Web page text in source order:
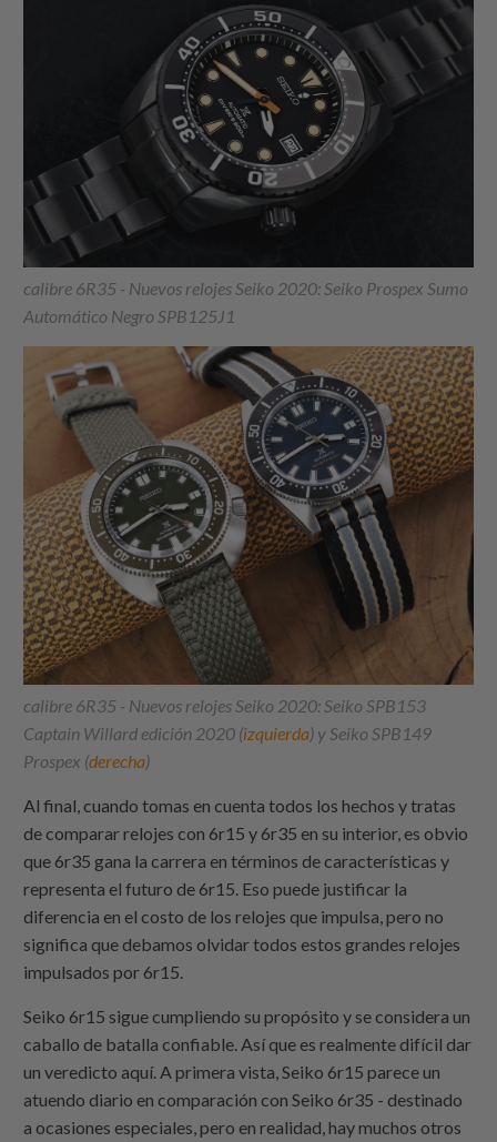
calibre 6R35 - Nuevos relojes Seiko 2020: Seiko Prospex Sumo
Automático Negro SPB125J1
calibre 6R35 - Nuevos relojes Seiko 2020: Seiko SPB153
Captain Willard edición 2020 (izquierda) y Seiko SPB149
Prospex (derecha)
Al final, cuando tomas en cuenta todos los hechos y tratas
de comparar relojes con 6r15 y 6r35 en su interior, es obvio
que 6r35 gana la carrera en términos de características y
representa el futuro de 6r15. Eso puede justificar la
diferencia en el costo de los relojes que impulsa, pero no
significa que debamos olvidar todos estos grandes relojes
impulsados por 6r15.
Seiko 6r15 sigue cumpliendo su propósito y se considera un
caballo de batalla confiable. Así que es realmente difícil dar
un veredicto aquí. A primera vista, Seiko 6r15 parece un
atuendo diario en comparación con Seiko 6r35 - destinado
a ocasiones especiales, pero en realidad, hay muchos otros